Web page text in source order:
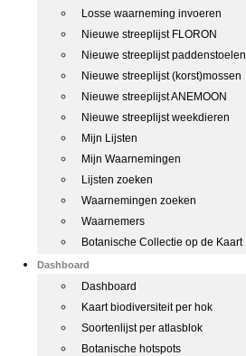
Losse waarneming invoeren
Nieuwe streeplijst FLORON
Nieuwe streeplijst paddenstoelen
Nieuwe streeplijst (korst)mossen
Nieuwe streeplijst ANEMOON
Nieuwe streeplijst weekdieren
Mijn Lijsten
Mijn Waarnemingen
Lijsten zoeken
Waarnemingen zoeken
Waarnemers
Botanische Collectie op de Kaart
Dashboard
Dashboard
Kaart biodiversiteit per hok
Soortenlijst per atlasblok
Botanische hotspots